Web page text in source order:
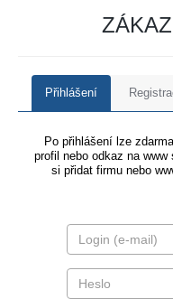
Přihlášení
Po přihlášení lze
profil nebo odkaz na
si přidat firmu nebo